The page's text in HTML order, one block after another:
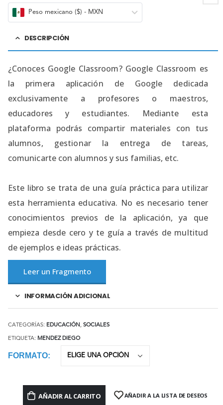
Peso mexicano ($) - MXN
DESCRIPCIÓN
¿Conoces Google Classroom? Google Classroom es
la primera aplicación de Google dedicada
exclusivamente a profesores o maestros,
educadores y estudiantes. Mediante esta
plataforma podrás compartir materiales con tus
alumnos, gestionar la entrega de tareas,
comunicarte con alumnos y sus familias, etc.
Este libro se trata de una guía práctica para utilizar
esta herramienta educativa. No es necesario tener
conocimientos previos de la aplicación, ya que
empieza desde cero y te guía a través de multitud
de ejemplos e ideas prácticas.
Leer un Fragmento
INFORMACIÓN ADICIONAL
CATEGORÍAS: EDUCACIÓN, SOCIALES
ETIQUETA: MENDEZ DIEGO
FORMATO
AÑADIR AL CARRITO AÑADIR A LA LISTA DE DESEOS